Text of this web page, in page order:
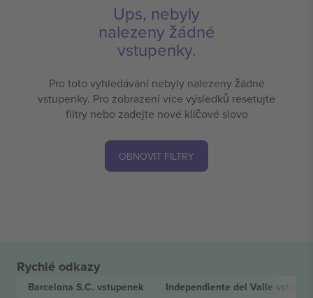
Ups, nebyly
nalezeny žádné
vstupenky.
Pro toto vyhledávání nebyly nalezeny žádné
vstupenky. Pro zobrazení více výsledků resetujte
filtry nebo zadejte nové klíčové slovo
OBNOVIT FILTRY
Rychlé odkazy
Barcelona S.C. vstupenek Independiente del Valle